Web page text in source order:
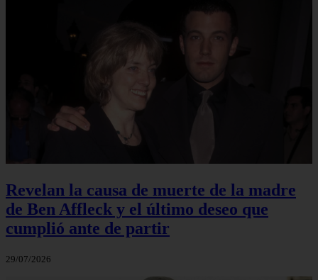
Revelan la causa de muerte de la madre
de Ben Affleck y el último deseo que
cumplió ante de partir
29/07/2026